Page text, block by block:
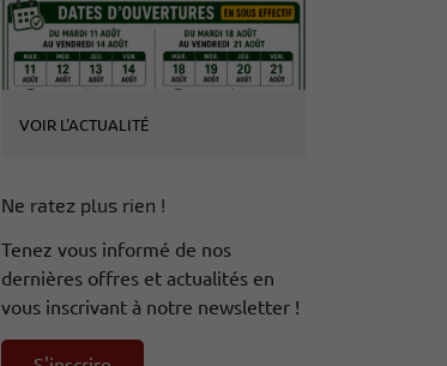
VOIR L'ACTUALITÉ
Ne ratez plus rien !
Tenez vous informé de nos
dernières offres et actualités en
vous inscrivant à notre newsletter !